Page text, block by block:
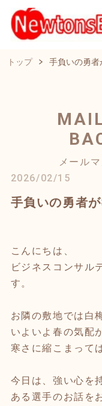
トップ 手負いの勇者
メール
2026/02/15
手負いの勇者
こんにちは、
ビジネスコンサル
す。
お隣の敷地では白
いよいよ春の気配
寒さに縮こまって
今日は、強い心を
ある選手のお話を